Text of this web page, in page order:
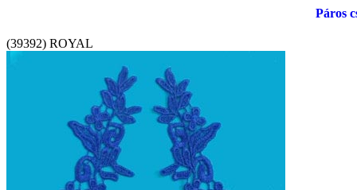
Páros
(39392) ROYAL